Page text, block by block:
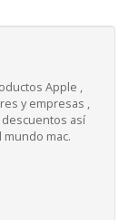
Apple ,
y empresas ,
así
mac.